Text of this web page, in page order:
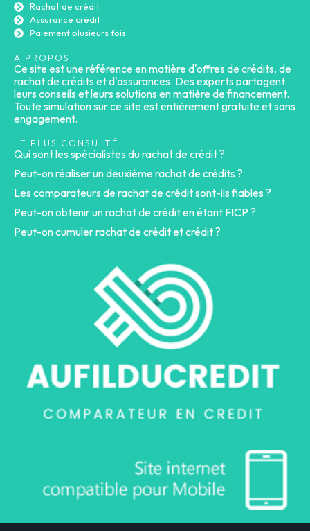
Rachat de crédit
Assurance crédit
Paiement plusieurs fois
A PROPOS
Ce site est une référence en matière d'offres de crédits, de
rachat de crédits et d'assurances. Des experts partagent
leurs conseils et leurs solutions en matière de financement.
Toute simulation sur ce site est entièrement gratuite et sans
engagement.
LE PLUS CONSULTÉ
Qui sont les spécialistes du rachat de crédit ?
Peut-on réaliser un deuxième rachat de crédits ?
Les comparateurs de rachat de crédit sont-ils fiables ?
Peut-on obtenir un rachat de crédit en étant FICP ?
Peut-on cumuler rachat de crédit et crédit ?